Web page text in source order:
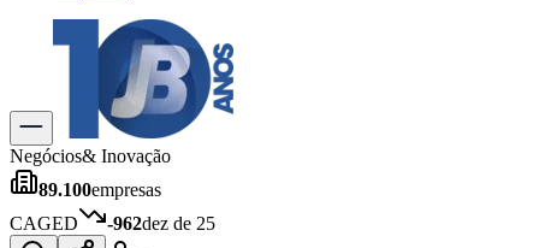
Explore Tudo
Últimas Notícias
Previsão do Tempo
Trânsito e Rotas
Dia a Dia & Lazer
Gastronomia
Cinema & Shows
JogosNovo
Negócios& Inovação
89.100empresas
CAGED
-962dez de 25